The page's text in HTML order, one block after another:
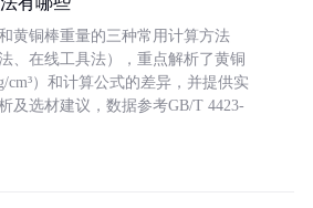
黄铜棒重量的三种常用计算方法
、在线工具法），重点解析了黄铜
cm³）和计算公式的差异，并提供实
及选材建议，数据参考GB/T 4423-